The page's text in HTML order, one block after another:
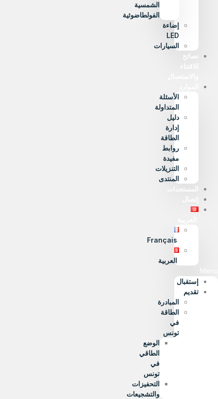
الشمسية
الفولطاضوئية
إضاءة
LED
السيارات
نصائح
الأسئلة
المتداولة
دليل
إدارة
الطاقة
روابط
مفيدة
التنزيلات
المنتدى
المستجدات
Français
العربية
إستقبال
تقديم
المبادرة
الطاقة
في
تونس
الوضع
الطاقي
في
تونس
التحفيزات
والتشجيعات